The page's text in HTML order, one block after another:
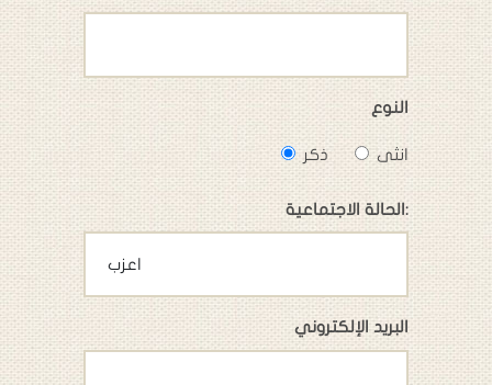
النوع
ذكر انثى
الحالة الاجتماعية:
البريد الإلكتروني